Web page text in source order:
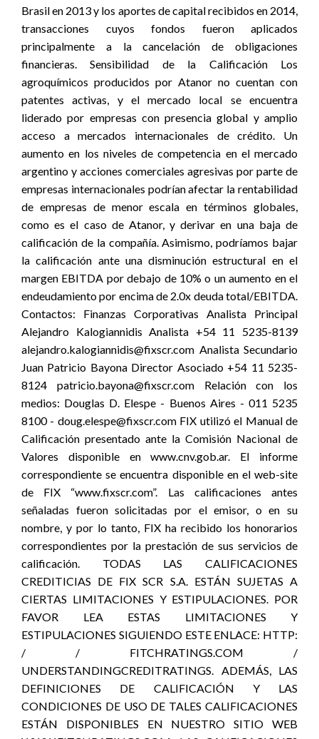
Brasil en 2013 y los aportes de capital recibidos en 2014,
transacciones cuyos fondos fueron aplicados
principalmente a la cancelación de obligaciones
financieras. Sensibilidad de la Calificación Los
agroquímicos producidos por Atanor no cuentan con
patentes activas, y el mercado local se encuentra
liderado por empresas con presencia global y amplio
acceso a mercados internacionales de crédito. Un
aumento en los niveles de competencia en el mercado
argentino y acciones comerciales agresivas por parte de
empresas internacionales podrían afectar la rentabilidad
de empresas de menor escala en términos globales,
como es el caso de Atanor, y derivar en una baja de
calificación de la compañía. Asimismo, podríamos bajar
la calificación ante una disminución estructural en el
margen EBITDA por debajo de 10% o un aumento en el
endeudamiento por encima de 2.0x deuda total/EBITDA.
Contactos: Finanzas Corporativas Analista Principal
Alejandro Kalogiannidis Analista +54 11 5235-8139
alejandro.kalogiannidis@fixscr.com Analista Secundario
Juan Patricio Bayona Director Asociado +54 11 5235-
8124 patricio.bayona@fixscr.com Relación con los
medios: Douglas D. Elespe - Buenos Aires - 011 5235
8100 - doug.elespe@fixscr.com FIX utilizó el Manual de
Calificación presentado ante la Comisión Nacional de
Valores disponible en www.cnv.gob.ar. El informe
correspondiente se encuentra disponible en el web-site
de FIX “www.fixscr.com”. Las calificaciones antes
señaladas fueron solicitadas por el emisor, o en su
nombre, y por lo tanto, FIX ha recibido los honorarios
correspondientes por la prestación de sus servicios de
calificación. TODAS LAS CALIFICACIONES
CREDITICIAS DE FIX SCR S.A. ESTÁN SUJETAS A
CIERTAS LIMITACIONES Y ESTIPULACIONES. POR
FAVOR LEA ESTAS LIMITACIONES Y
ESTIPULACIONES SIGUIENDO ESTE ENLACE: HTTP:
/ / FITCHRATINGS.COM /
UNDERSTANDINGCREDITRATINGS. ADEMÁS, LAS
DEFINICIONES DE CALIFICACIÓN Y LAS
CONDICIONES DE USO DE TALES CALIFICACIONES
ESTÁN DISPONIBLES EN NUESTRO SITIO WEB